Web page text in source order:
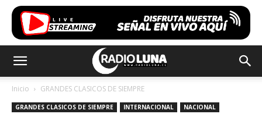
Inicio GRANDES CLASICOS DE SIEMPRE
GRANDES CLASICOS DE SIEMPRE INTERNACIONAL NACIONAL